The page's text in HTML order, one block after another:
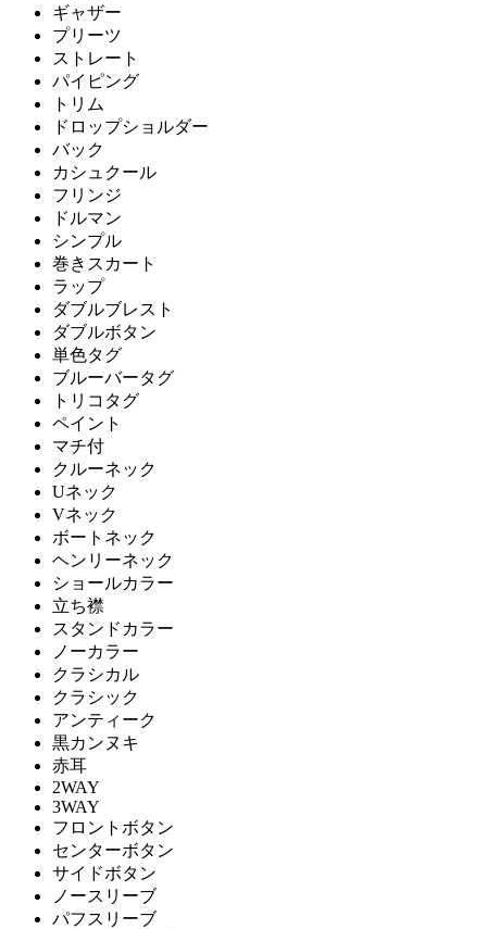
ギャザー
プリーツ
ストレート
パイピング
トリム
ドロップショルダー
バック
カシュクール
フリンジ
ドルマン
シンプル
巻きスカート
ラップ
ダブルブレスト
ダブルボタン
単色タグ
ブルーバータグ
トリコタグ
ペイント
マチ付
クルーネック
Uネック
Vネック
ボートネック
ヘンリーネック
ショールカラー
立ち襟
スタンドカラー
ノーカラー
クラシカル
クラシック
アンティーク
黒カンヌキ
赤耳
2WAY
3WAY
フロントボタン
センターボタン
サイドボタン
ノースリーブ
パフスリーブ